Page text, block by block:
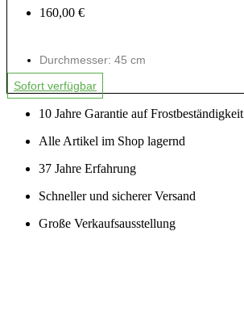
160,00 €
Durchmesser: 45 cm
Sofort verfügbar
10 Jahre Garantie auf Frostbeständigkeit
Alle Artikel im Shop lagernd
37 Jahre Erfahrung
Schneller und sicherer Versand
Große Verkaufsausstellung